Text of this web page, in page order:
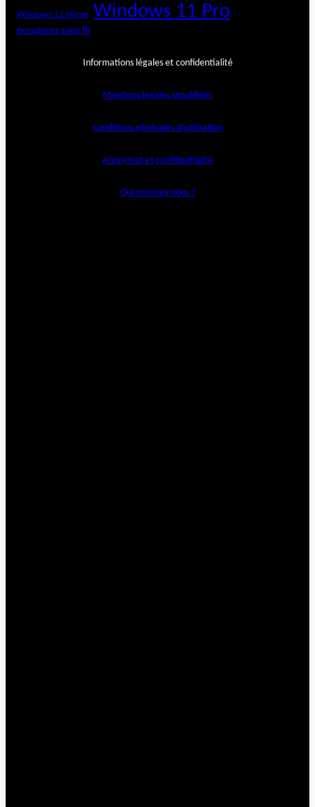
Windows 11 Home Windows 11 Pro
écouteurs sans fil
Informations légales et confidentialité
Mentions légales simplifiées
Conditions générales d’utilisation
Anonymat et confidentialité
Qui sommes-nous ?